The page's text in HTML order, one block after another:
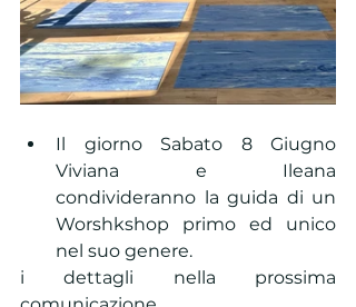
Il giorno Sabato 8 Giugno
Viviana e Ileana
condivideranno la guida di un
Worshkshop primo ed unico
nel suo genere.
i dettagli nella prossima